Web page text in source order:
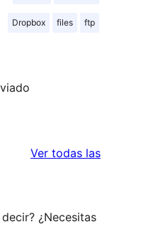
Dropbox files ftp
Ver todas las
¿Necesitas